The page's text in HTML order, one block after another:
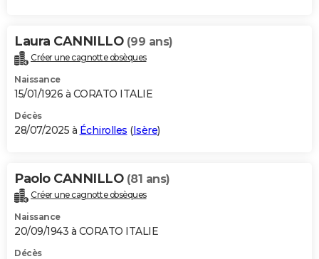
Carte de Noël
Carte Bonne année
Carte Saint-Valentin
Carte Pâques
Carte d'anniversaire
DICTIONNAIRE
Dictionnaire
Biographies
Citations
Expressions
Proverbes
PROGRAMME TV
S'inscrire
Se connecter
Lycées
Collèges
Primaires
Universités
Entreprises
Service militaire
Avis de recherche
AVIS DE DÉCÈS
Bricolage
Lifestyle
Culture
Sport
Auto
Television
Voyage
Cinema
Laura CANNILLO (99 ans)
Créer une cagnotte obsèques
Naissance
15/01/1926 à CORATO ITALIE
Décès
28/07/2025 à Échirolles (Isère)
Paolo CANNILLO (81 ans)
Créer une cagnotte obsèques
Naissance
20/09/1943 à CORATO ITALIE
Décès